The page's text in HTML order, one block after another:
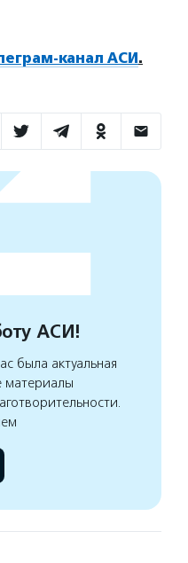
канал АСИ.
АСИ!
была актуальная
материалы